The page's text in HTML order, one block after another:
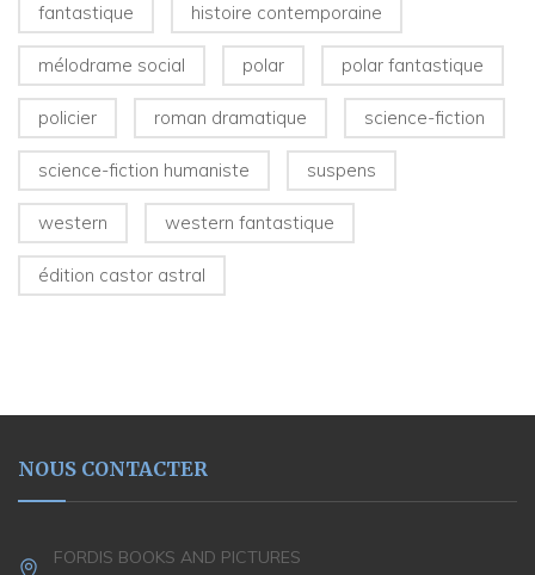
fantastique histoire contemporaine
mélodrame social polar polar fantastique
policier roman dramatique science-fiction
science-fiction humaniste suspens
western western fantastique
édition castor astral
NOUS CONTACTER
FORDIS BOOKS AND PICTURES